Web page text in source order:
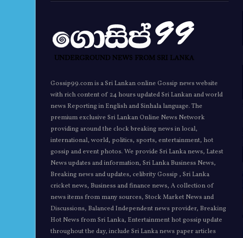
Gossip99.com is a Sri Lankan online Gossip news website
with rich content of 24 hours updated Sri Lankan and world
news Reporting in English and Sinhala language. The
premium exclusive Sri Lankan Online News Network
providing around the clock breaking news in local,
international, world, politics, sports, entertainment, hot
gossip and event photos. We provide Sri Lanka news, Latest
News updates and information, Sri Lanka Business News,
Breaking news and updates, celibrity Gossip , Sri Lanka
cricket news, Business and finance news, A collection of
news items from many sources, Stock Market News and
Discussions, Balanced Independent news provider, Breaking
Hot News from Sri Lanka, Entertainment hot gossip update
throughout the day, include Sri Lanka news paper articles